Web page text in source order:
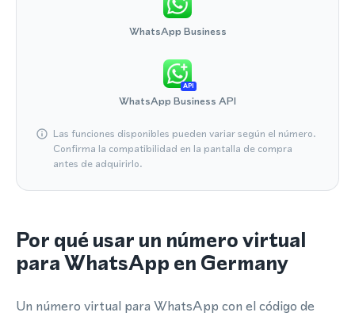
WhatsApp Business
API
WhatsApp Business API
Las funciones disponibles pueden variar según el número.
Confirma la compatibilidad en la pantalla de compra
antes de adquirirlo.
Por qué usar un número virtual
para WhatsApp en Germany
Un número virtual para WhatsApp con el código de